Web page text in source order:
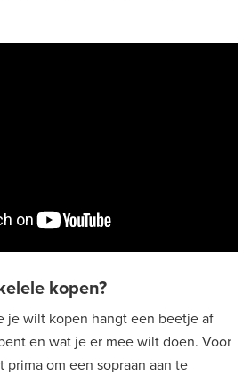
kopen?
je wilt kopen hangt een beetje af
en wat je er mee wilt doen. Voor
prima om een sopraan aan te